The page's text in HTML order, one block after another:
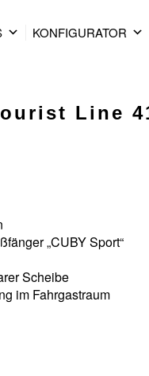
KONFIGURATOR
Line
„CUBY Sport“
Scheibe
im Fahrgastraum